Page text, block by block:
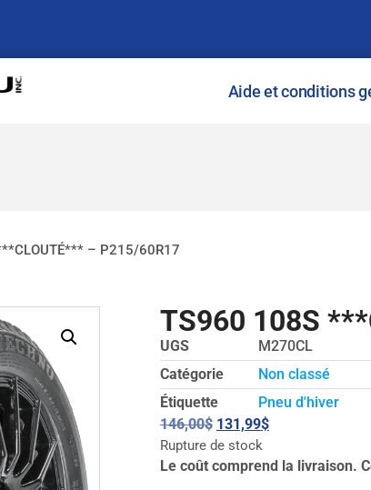
Aide et conditions
– P215/60R17
TS960 108S
UGS
M270CL
Catégorie
Non classé
Étiquette
Pneu d'hiver
146,00$ 131,99$
Rupture de stock
Le coût comprend la livraison.